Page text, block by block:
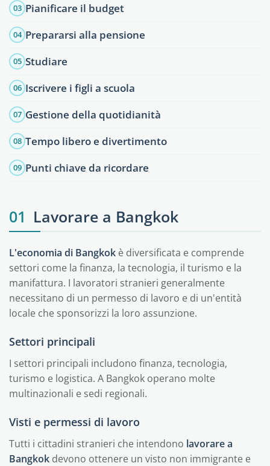
03 Pianificare il budget
04 Prepararsi alla pensione
05 Studiare
06 Iscrivere i figli a scuola
07 Gestione della quotidianità
08 Tempo libero e divertimento
09 Punti chiave da ricordare
01 Lavorare a Bangkok
L'economia di Bangkok è diversificata e comprende
settori come la finanza, la tecnologia, il turismo e la
manifattura. I lavoratori stranieri generalmente
necessitano di un permesso di lavoro e di un'entità
locale che sponsorizzi la loro assunzione.
Settori principali
I settori principali includono finanza, tecnologia,
turismo e logistica. A Bangkok operano molte
multinazionali e sedi regionali.
Visti e permessi di lavoro
Tutti i cittadini stranieri che intendono lavorare a
Bangkok devono ottenere un visto non immigrante e